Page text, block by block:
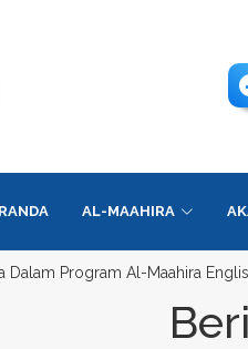
AL-MAAHIRA
Dalam Program Al-Maahira